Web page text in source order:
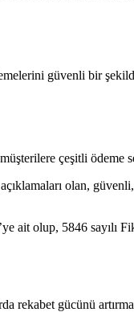
güvenli bir
çeşitli ödeme
olan,
’ye ait olup, 5846 sayılı
rekabet gücünü